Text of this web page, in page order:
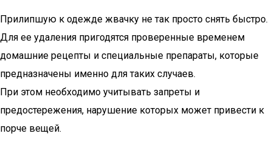
Прилипшую к одежде жвачку не так просто снять быстро.
Для ее удаления пригодятся проверенные временем
домашние рецепты и специальные препараты, которые
предназначены именно для таких случаев.
При этом необходимо учитывать запреты и
предостережения, нарушение которых может привести к
порче вещей.